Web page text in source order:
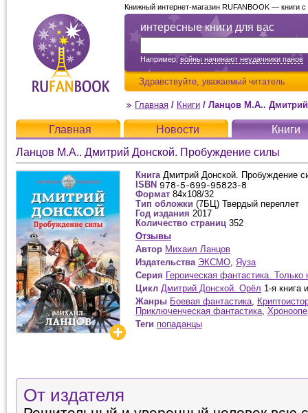
интересные книги для вас
Например,войны начинают неудачники панов
Здравствуйте, уважаемый читатель
Книжный интернет-магазин RUFANBOOK — книги
Главная / Книги / Ланцов М.А..
Главная Новости
Книги
Ланцов М.А.. Дмитрий Донской. Пробуждение силы
Книга Дмитрий Донской. Пробуждение
ISBN
Формат 84x108/32
Тип обложки (7БЦ) Твердый переплет
Год издания 2017
Количество страниц 352
Отзывы
Автор Михаил Ланцов
Издательства ЭКСМО, Яуза
Серия Героическая фантастика. Только
Цикл Дмитрий Донской. Орёл 1-я книга
Жанры Боевая фантастика,
Приключенческая фантастика,
Теги попаданцы
От издателя